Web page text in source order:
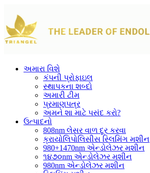
અમારા વિશે
કંપની પ્રોફાઇલ
સ્થાપકના શબ્દો
અમારી ટીમ
પ્રમાણપત્ર
અમને શા માટે પસંદ કરો?
ઉત્પાદનો
808nm લેસર વાળ દૂર કરવા
ક્રાયોલિપોલિસીસ સ્લિમિંગ મશીન
980+1470nm એન્ડોલેઝર મશીન
૧૪૭૦nm એન્ડોલેઝર મશીન
980nm એન્ડોલેઝર મશીન